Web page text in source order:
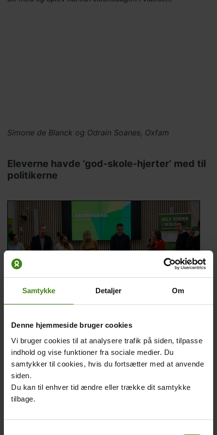
Samtykke Detaljer Om
Denne hjemmeside bruger cookies
Vi bruger cookies til at analysere trafik på siden, tilpasse
indhold og vise funktioner fra sociale medier. Du
samtykker til cookies, hvis du fortsætter med at anvende
siden.
Du kan til enhver tid ændre eller trække dit samtykke
tilbage.
Video
Simone de Blanck og Odrain Soanes, Oxfam
Titel
Eleverne havde ’god-skole-hjerter’ med til
politikerne
På flotte hjerter med tegninger og vers havde elever fra
hele landet skrevet budskaber om god skole til politikerne.
Alle politikerne fik hjerter med hjem og overrakt budskabet
om, hvor vigtigt kvalitetsuddannelse er – både i Danmark
og i resten af verden.
Veronica og Vilhelm fra 5. klasse på Hellerup skole spurgte
børn i verden har mulighed for at gå i skole uanset køn, og